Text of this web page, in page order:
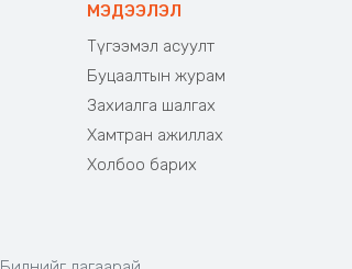
МЭДЭЭЛЭЛ
Түгээмэл асуулт
Буцаалтын журам
Захиалга шалгах
Хамтран ажиллах
Холбоо барих